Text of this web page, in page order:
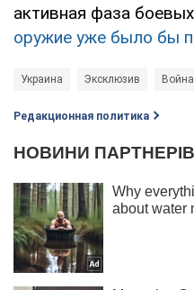
активная фаза
оружие уже было бы
Украина Эксклюзив
Редакционная политика